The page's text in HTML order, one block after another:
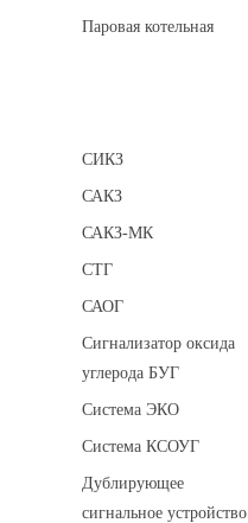
Паровая котельная
СИКЗ
САКЗ
САКЗ-МК
СТГ
САОГ
Сигнализатор оксида
углерода БУГ
Система ЭКО
Система КСОУГ
Дублирующее
сигнальное устройство